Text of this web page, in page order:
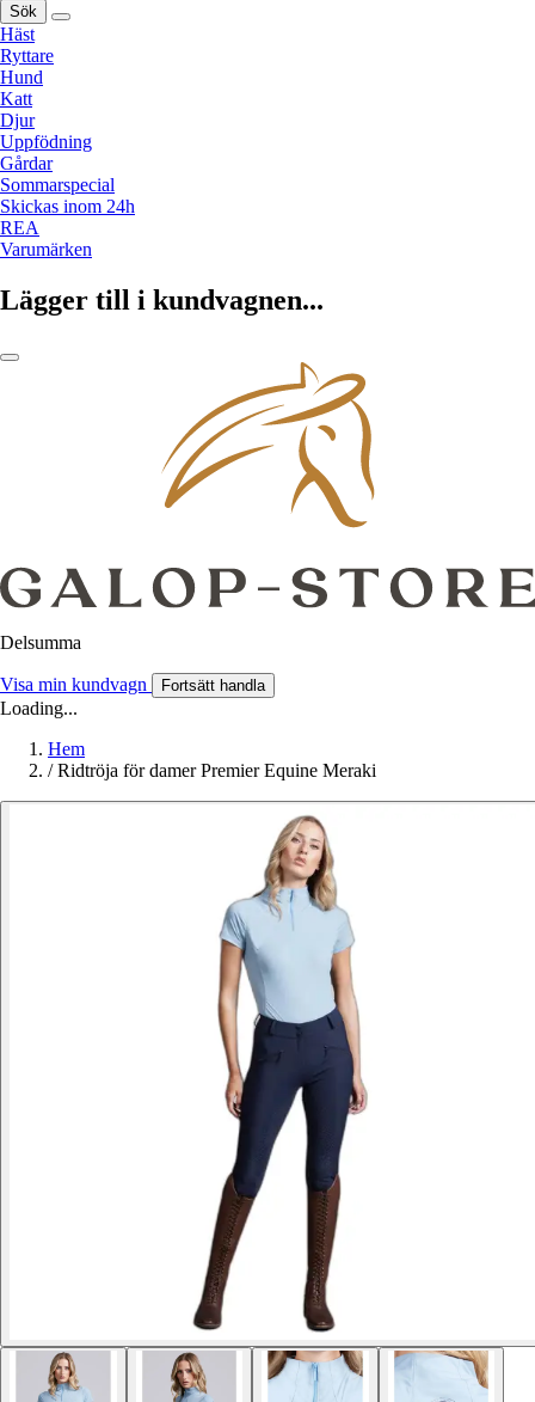
Sök
Häst
Ryttare
Hund
Katt
Djur
Uppfödning
Gårdar
Sommarspecial
Skickas inom 24h
REA
Varumärken
Lägger till i kundvagnen...
Delsumma
Visa min kundvagn Fortsätt handla
Loading...
Hem
/ Ridtröja för damer Premier Equine Meraki